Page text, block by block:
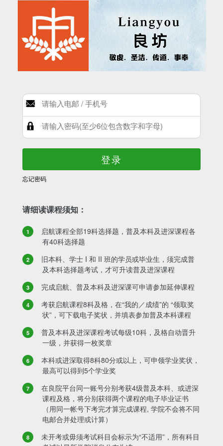
登录
忘记密码
请细读课程须知：
启航课程全部19科选择题，普及本科及进深课程各
有40科选择题
旧本科、学士 I 和 II 班的学员或毕业生，须完成普
及本科选择题考试，才可升读普及进深课程
完成启航、普及本科及进深课可申请参加延伸课程
考获启航课程8科及格，在“我的／成绩”的 “领取奖
状”，可下载电子奖状，并填表参加普及本科课程
普及本科及进深课程考试每级10科，及格自动晋升
一级，并获得一枚奖章
本科或进深取得8科80分或以上，可申领学业奖状，
最高可以得到5个学业奖
在良院平台同一账号分别考获4级普及本科、或进深
课程及格，将分别获得两个课程的电子毕业证书
（用同一帐号下考完才算完成课程, 学院不会将不同
电邮合并处理或计算）
未开考或毋须考试科目会标示为“不适用”，所有科目